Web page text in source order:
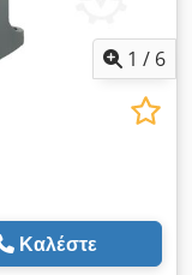
1 / 6
Καλέστε